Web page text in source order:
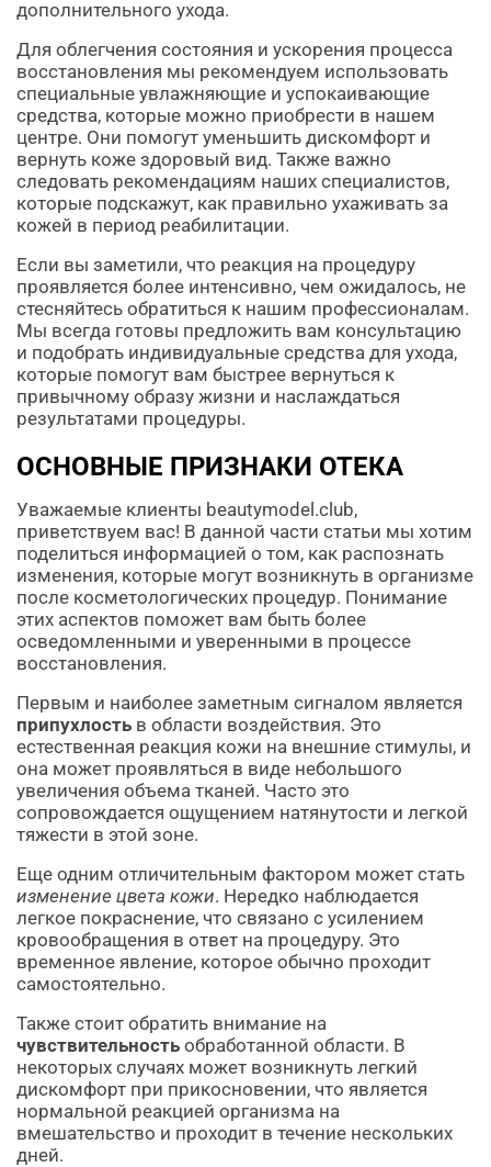
дополнительного ухода.
Для облегчения состояния и ускорения процесса
восстановления мы рекомендуем использовать
специальные увлажняющие и успокаивающие
средства, которые можно приобрести в нашем
центре. Они помогут уменьшить дискомфорт и
вернуть коже здоровый вид. Также важно
следовать рекомендациям наших специалистов,
которые подскажут, как правильно ухаживать за
кожей в период реабилитации.
Если вы заметили, что реакция на процедуру
проявляется более интенсивно, чем ожидалось, не
стесняйтесь обратиться к нашим профессионалам.
Мы всегда готовы предложить вам консультацию
и подобрать индивидуальные средства для ухода,
которые помогут вам быстрее вернуться к
привычному образу жизни и наслаждаться
результатами процедуры.
ОСНОВНЫЕ ПРИЗНАКИ ОТЕКА
Уважаемые клиенты beautymodel.club,
приветствуем вас! В данной части статьи мы хотим
поделиться информацией о том, как распознать
изменения, которые могут возникнуть в организме
после косметологических процедур. Понимание
этих аспектов поможет вам быть более
осведомленными и уверенными в процессе
восстановления.
Первым и наиболее заметным сигналом является
припухлость в области воздействия. Это
естественная реакция кожи на внешние стимулы, и
она может проявляться в виде небольшого
увеличения объема тканей. Часто это
сопровождается ощущением натянутости и легкой
тяжести в этой зоне.
Еще одним отличительным фактором может стать
изменение цвета кожи. Нередко наблюдается
легкое покраснение, что связано с усилением
кровообращения в ответ на процедуру. Это
временное явление, которое обычно проходит
самостоятельно.
Также стоит обратить внимание на
чувствительность обработанной области. В
некоторых случаях может возникнуть легкий
дискомфорт при прикосновении, что является
нормальной реакцией организма на
вмешательство и проходит в течение нескольких
дней.